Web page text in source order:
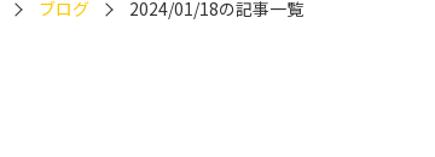
ブログ 2024/01/18の記事一覧